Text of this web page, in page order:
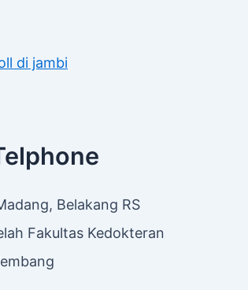
Belakang RS
Fakultas Kedokteran